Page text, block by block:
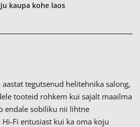
kaupa kohe laos
tegutsenud helitehnika salong,
tooteid rohkem kui sajalt maailma
endale sobiliku nii lihtne
Fi entusiast kui ka oma koju